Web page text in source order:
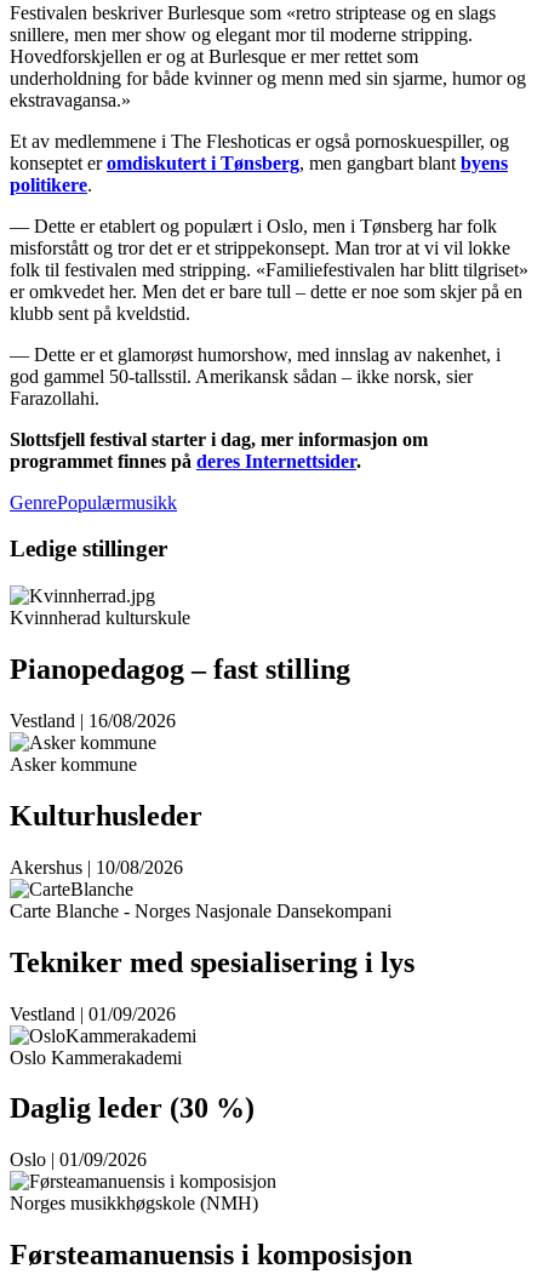
Festivalen beskriver Burlesque som «retro striptease og en slags
snillere, men mer show og elegant mor til moderne stripping.
Hovedforskjellen er og at Burlesque er mer rettet som
underholdning for både kvinner og menn med sin sjarme, humor og
ekstravagansa.»
Et av medlemmene i The Fleshoticas er også pornoskuespiller, og
konseptet eromdiskutert i Tønsberg, men gangbart blant byens
politikere.
— Dette er etablert og populært i Oslo, men i Tønsberg har folk
misforstått og tror det er et strippekonsept. Man tror at vi vil lokke
folk til festivalen med stripping. «Familiefestivalen har blitt tilgriset»
er omkvedet her. Men det er bare tull – dette er noe som skjer på en
klubb sent på kveldstid.
— Dette er et glamorøst humorshow, med innslag av nakenhet, i
god gammel 50-tallsstil. Amerikansk sådan – ikke norsk, sier
Farazollahi.
Slottsfjell festival starter i dag, mer informasjon om
programmet finnes på deres Internettsider.
GenrePopulærmusikk
Ledige stillinger
Kvinnherad kulturskule
Pianopedagog – fast stilling
Vestland | 16/08/2026
Asker kommune
Kulturhusleder
Akershus | 10/08/2026
Carte Blanche - Norges Nasjonale Dansekompani
Tekniker med spesialisering i lys
Vestland | 01/09/2026
Oslo Kammerakademi
Daglig leder (30 %)
Oslo | 01/09/2026
Norges musikkhøgskole (NMH)
Førsteamanuensis i komposisjon